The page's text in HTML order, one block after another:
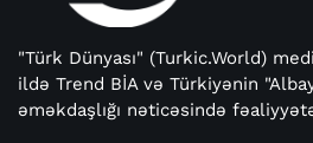
"Türk Dünyası" (Turkic.World)
ildə Trend BİA və Türkiyənin
əməkdaşlığı nəticəsində